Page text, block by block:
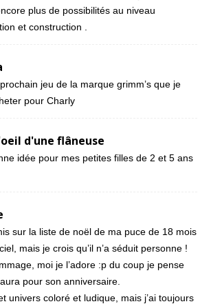
plus de possibilités au niveau
et construction .
prochain jeu de la marque grimm’s que je
pour Charly
d'une flâneuse
idée pour mes petites filles de 2 et 5 ans
sur la liste de noël de ma puce de 18 mois
mais je crois qu’il n’a séduit personne !
moi je l’adore :p du coup je pense
pour son anniversaire.
univers coloré et ludique, mais j’ai toujours